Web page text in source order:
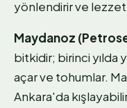
yönlendirir ve
Maydanoz
bitkidir; birinci yılda
açar ve tohumlar.
Ankara'da